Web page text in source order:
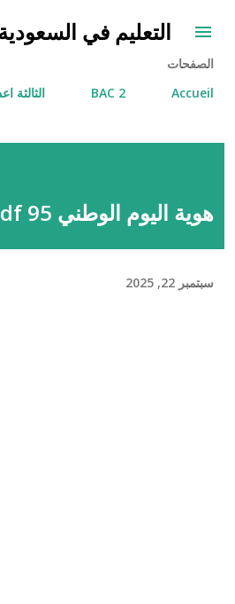
التخطي إلى المحتوى
التعليم في السعودية
الصفحات
Accueil
الثالثة
هوية اليوم الوطني 95 pdf
سبتمبر 22, 2025